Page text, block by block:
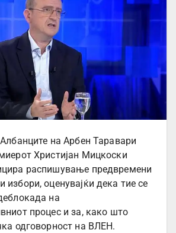
на Арбен Таравари
Христијан Мицкоски
распишување предвремени
избори, оценувајќи дека тие се
на
процес и за, како што
одговорност на ВЛЕН.